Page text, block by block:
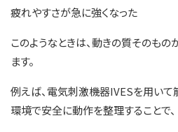
疲れやすさが急に強くなった
このようなときは、動きの質そのも
ます。
例えば、電気刺激機器IVESを用いて
環境で安全に動作を整理することで、